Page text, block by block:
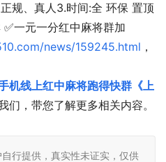
规、真人3.时间:全 环保 置顶
一元一分红中麻将群加
news/159245.html ，
机线上红中麻将跑得快群《上
们，带您了解更多相关内容。
行提供，真实性未证实，仅供